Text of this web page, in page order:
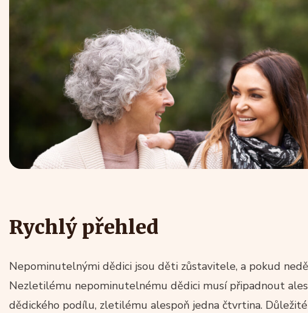
Rychlý přehled
Nepominutelnými dědici jsou děti zůstavitele, a pokud
Nezletilému nepominutelnému dědici musí připadnout
dědického podílu, zletilému alespoň jedna čtvrtina.